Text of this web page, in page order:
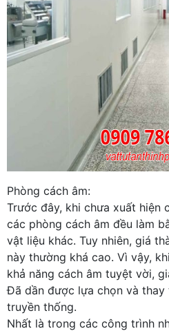
Phòng cách âm:
Trước đây, khi chưa xuất hiện
các phòng cách âm đều làm
vật liệu khác. Tuy nhiên, giá
này thường khá cao. Vì vậy, khi
khả năng cách âm tuyệt vời,
Đã dần được lựa chọn và thay
truyền thống.
Nhất là trong các công trình